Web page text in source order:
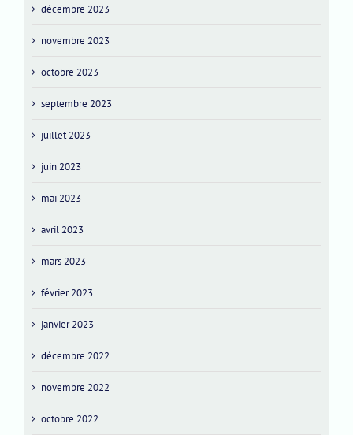
décembre 2023
novembre 2023
octobre 2023
septembre 2023
juillet 2023
juin 2023
mai 2023
avril 2023
mars 2023
février 2023
janvier 2023
décembre 2022
novembre 2022
octobre 2022